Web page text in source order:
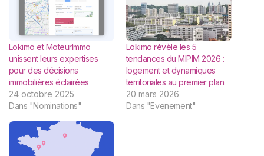
Lokimo et MoteurImmo
unissent leurs expertises
pour des décisions
immobilières éclairées
24 octobre 2025
Dans "Nominations"
Lokimo révèle les 5
tendances du MIPIM 2026 :
logement et dynamiques
territoriales au premier plan
20 mars 2026
Dans "Evenement"